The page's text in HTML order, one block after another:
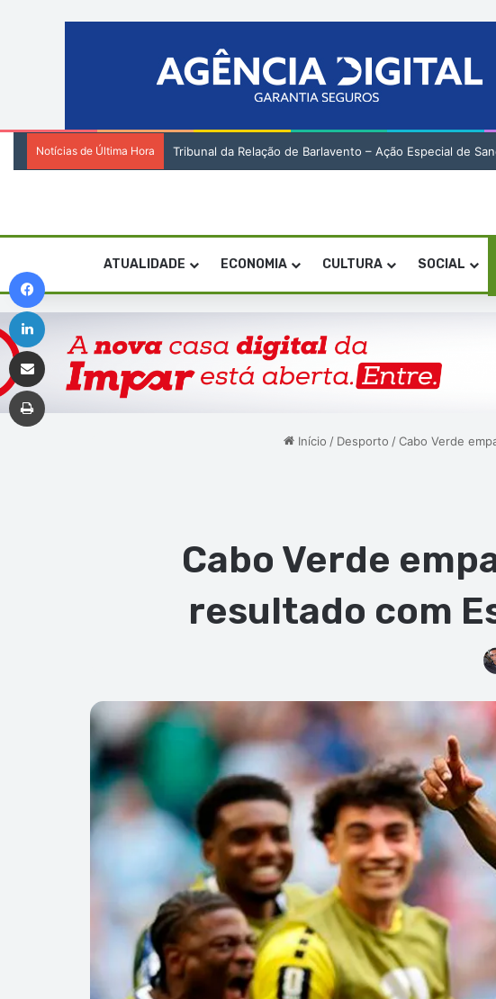
Notícias de Última Hora A naturalidade, o mérito e a responsabilidade nas
ATUALIDADE ECONOMIA CULTURA SOCIAL
Início / Desporto /Cabo Verde
Cabo Verde
resultado com
Linkedin
Imprimir